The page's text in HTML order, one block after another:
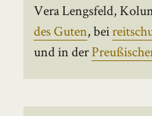
Vera Lengsfeld,
des Guten, bei
und in der